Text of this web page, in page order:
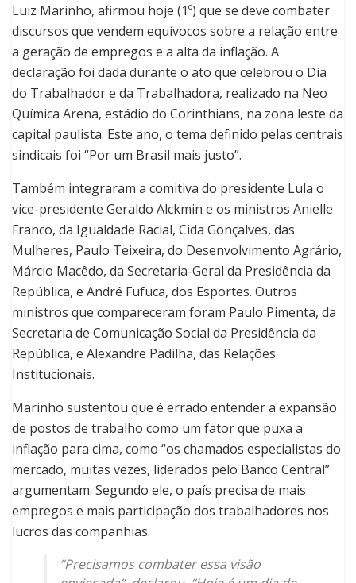
Luiz Marinho, afirmou hoje (1º) que se deve combater
discursos que vendem equívocos sobre a relação entre
a geração de empregos e a alta da inflação. A
declaração foi dada durante o ato que celebrou o Dia
do Trabalhador e da Trabalhadora, realizado na Neo
Química Arena, estádio do Corinthians, na zona leste da
capital paulista. Este ano, o tema definido pelas centrais
sindicais foi “Por um Brasil mais justo”.
Também integraram a comitiva do presidente Lula o
vice-presidente Geraldo Alckmin e os ministros Anielle
Franco, da Igualdade Racial, Cida Gonçalves, das
Mulheres, Paulo Teixeira, do Desenvolvimento Agrário,
Márcio Macêdo, da Secretaria-Geral da Presidência da
República, e André Fufuca, dos Esportes. Outros
ministros que compareceram foram Paulo Pimenta, da
Secretaria de Comunicação Social da Presidência da
República, e Alexandre Padilha, das Relações
Institucionais.
Marinho sustentou que é errado entender a expansão
de postos de trabalho como um fator que puxa a
inflação para cima, como “os chamados especialistas do
mercado, muitas vezes, liderados pelo Banco Central”
argumentam. Segundo ele, o país precisa de mais
empregos e mais participação dos trabalhadores nos
lucros das companhias.
“Precisamos combater essa visão